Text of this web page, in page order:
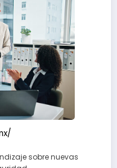
sobre nuevas